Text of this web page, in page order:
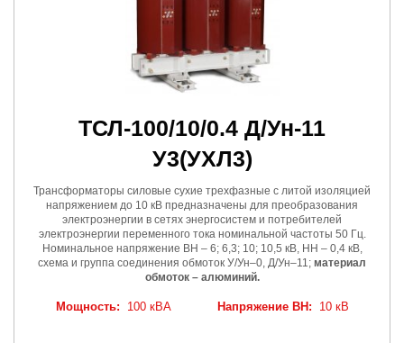
ТСЛ-100/10/0.4 Д/Ун-11
У3(УХЛ3)
Трансформаторы силовые сухие трехфазные с литой изоляцией
напряжением до 10 кВ предназначены для преобразования
электроэнергии в сетях энергосистем и потребителей
электроэнергии переменного тока номинальной частоты 50 Гц.
Номинальное напряжение ВН – 6; 6,3; 10; 10,5 кВ, НН – 0,4 кВ,
схема и группа соединения обмоток У/Ун–0, Д/Ун–11; материал
обмоток – алюминий.
Мощность: 100 кВА Напряжение ВН: 10 кВ